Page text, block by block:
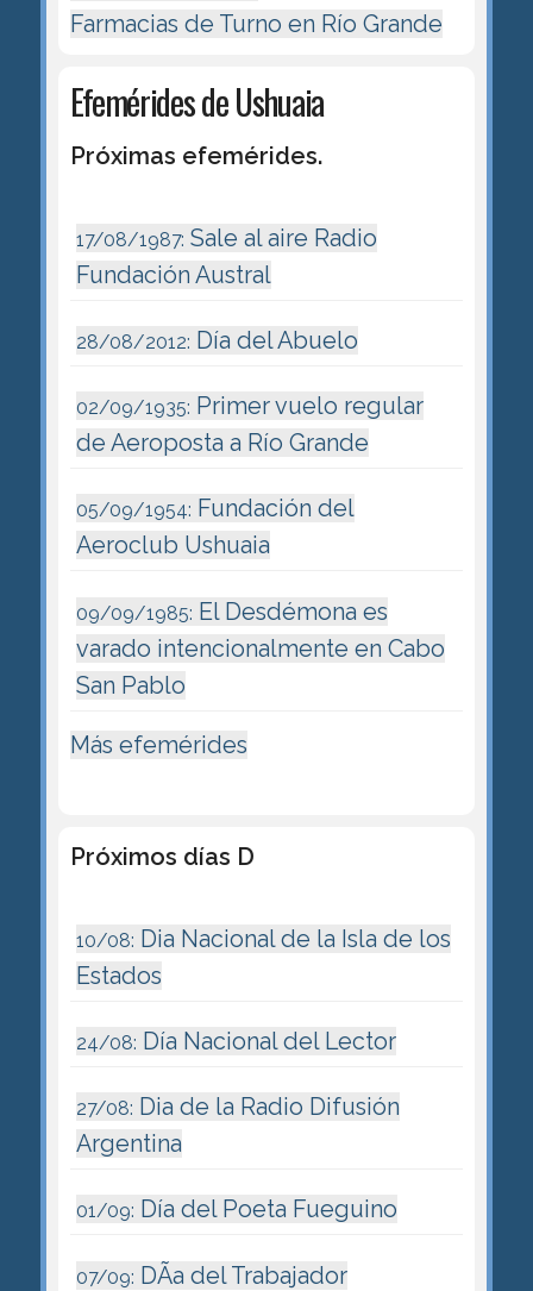
Farmacias de Turno en Río Grande
Efemérides de Ushuaia
Próximas efemérides.
17/08/1987: Sale al aire Radio
Fundación Austral
28/08/2012: Día del Abuelo
02/09/1935: Primer vuelo regular
de Aeroposta a Río Grande
05/09/1954: Fundación del
Aeroclub Ushuaia
09/09/1985: El Desdémona es
varado intencionalmente en Cabo
San Pablo
Más efemérides
Próximos días D
10/08: Dia Nacional de la Isla de los
Estados
24/08: Día Nacional del Lector
27/08: Dia de la Radio Difusión
Argentina
01/09: Día del Poeta Fueguino
07/09: DÃ­a del Trabajador